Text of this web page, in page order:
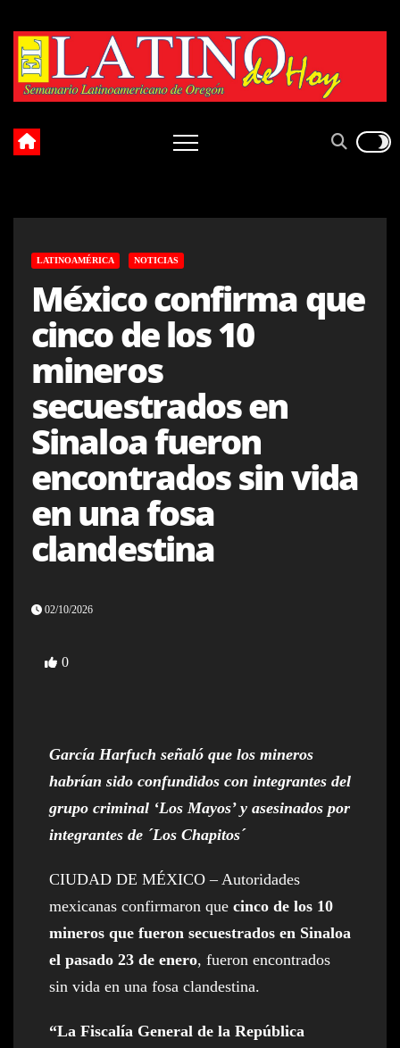
content
LATINOAMÉRICA NOTICIAS
México confirma que
cinco de los 10
mineros
secuestrados en
Sinaloa fueron
encontrados sin vida
en una fosa
clandestina
02/10/2026
0
García Harfuch señaló que los mineros
habrían sido confundidos con integrantes del
grupo criminal ‘Los Mayos’ y asesinados por
integrantes de ´Los Chapitos´
CIUDAD DE MÉXICO – Autoridades
mexicanas confirmaron que cinco de los 10
mineros que fueron secuestrados en Sinaloa
el pasado 23 de enero, fueron encontrados
sin vida en una fosa clandestina.
“La Fiscalía General de la República